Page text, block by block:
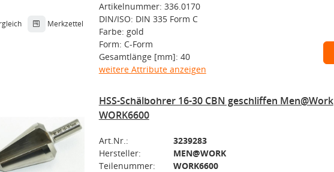
Merkzettel
Artikelnummer: 336.0170
DIN/ISO: DIN 335 Form C
Farbe: gold
Form: C-Form
Gesamtlänge [mm]: 40
weitere Attribute anzeigen
HSS-Schälbohrer 16-30 CBN geschliffen Men@Work
WORK6600
Art.Nr.:
3239283
Hersteller:
MEN@WORK
Teilenummer:
WORK6600